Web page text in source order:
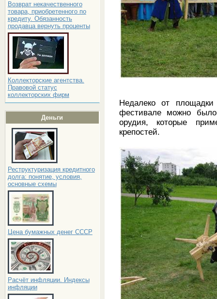
Возврат некачественного
товара, приобретенного по
кредиту. Обязанность
продавца вернуть проценты
Коллекторские агентства.
Правовой статус
коллекторских фирм
Деньги
Реструктуризация кредитного
долга: понятие, условия,
основные схемы
Цена бумажных денег СССР
Расчёт инфляции. Индексы
инфляции
Недалеко от
фестивале можно
орудия, которые
крепостей.